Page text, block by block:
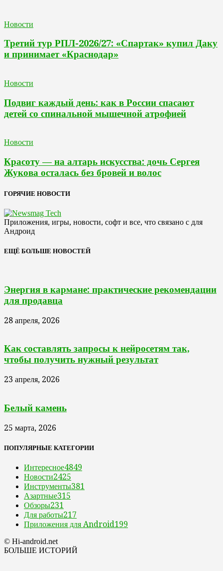
Новости
Третий тур РПЛ-2026/27: «Спартак» купил Даку
и принимает «Краснодар»
Новости
Подвиг каждый день: как в России спасают
детей со спинальной мышечной атрофией
Новости
Красоту — на алтарь искусства: дочь Сергея
Жукова осталась без бровей и волос
ГОРЯЧИЕ НОВОСТИ
Приложения, игры, новости, софт и все, что связано с для
Андроид
ЕЩЁ БОЛЬШЕ НОВОСТЕЙ
Энергия в кармане: практические рекомендации
для продавца
28 апреля, 2026
Как составлять запросы к нейросетям так,
чтобы получить нужный результат
23 апреля, 2026
Белый камень
25 марта, 2026
ПОПУЛЯРНЫЕ КАТЕГОРИИ
Интересное4849
Новости2425
Инструменты381
Азартные315
Обзоры231
Для работы217
Приложения для Android199
© Hi-android.net
БОЛЬШЕ ИСТОРИЙ